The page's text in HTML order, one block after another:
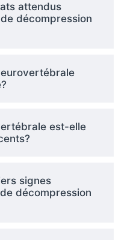
attendus
décompression
est-elle
signes
décompression